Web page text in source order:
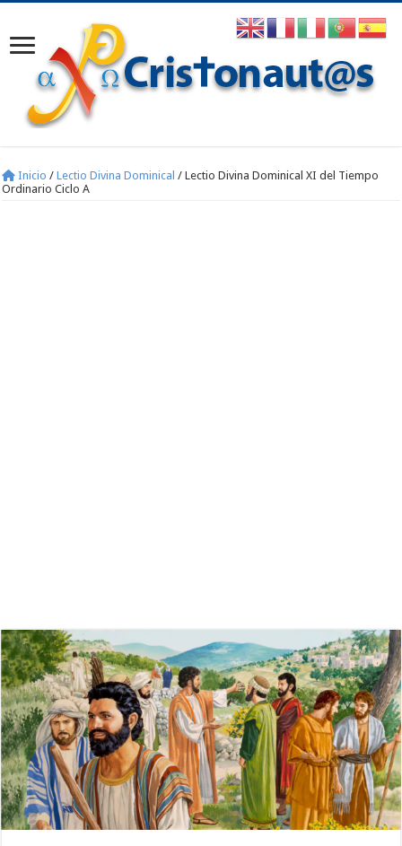
Inicio / Lectio Divina Dominical / Lectio Divina Dominical XI del Tiempo
Ordinario Ciclo A